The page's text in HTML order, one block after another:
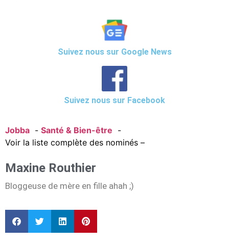
Suivez nous sur Google News
Suivez nous sur Facebook
Jobba
Santé & Bien-être
Voir la liste complète des nominés –
Maxine Routhier
Bloggeuse de mère en fille ahah ;)